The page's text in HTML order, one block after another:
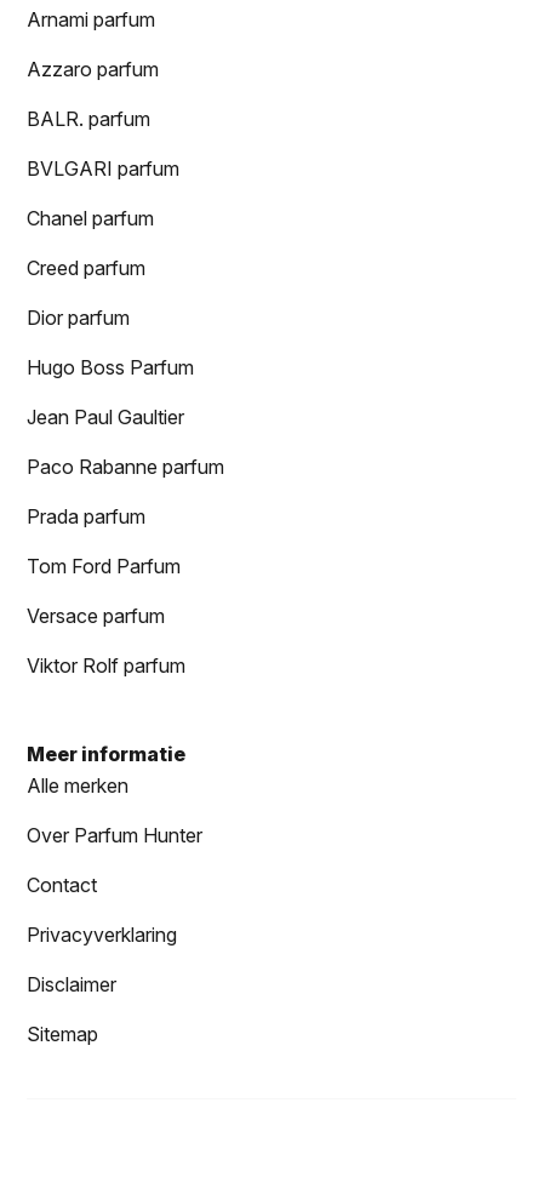
Arnami parfum
Azzaro parfum
BALR. parfum
BVLGARI parfum
Chanel parfum
Creed parfum
Dior parfum
Hugo Boss Parfum
Jean Paul Gaultier
Paco Rabanne parfum
Prada parfum
Tom Ford Parfum
Versace parfum
Viktor Rolf parfum
Meer informatie
Alle merken
Over Parfum Hunter
Contact
Privacyverklaring
Disclaimer
Sitemap